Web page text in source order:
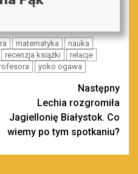
matematyka
nauka
recenzja książki
relacje
yoko ogawa
Następny
Lechia rozgromiła
Jagiellonię Białystok. Co
wiemy po tym spotkaniu?